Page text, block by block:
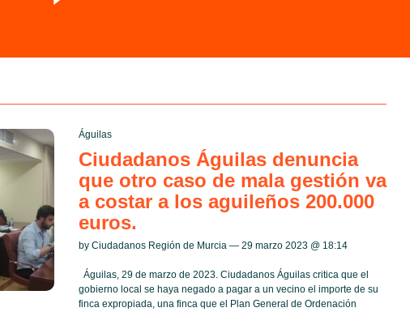
Águilas
Ciudadanos Águilas denuncia
que otro caso de mala gestión va
a costar a los aguileños 200.000
euros.
by Ciudadanos Región de Murcia — 29 marzo 2023 @ 18:14
Águilas, 29 de marzo de 2023. Ciudadanos Águilas critica que el
gobierno local se haya negado a pagar a un vecino el importe de su
finca expropiada, una finca que el Plan General de Ordenación